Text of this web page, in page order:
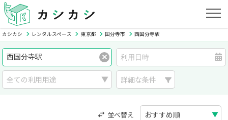
カシカシ レンタルスペース 東京都 国分寺市 西国分寺駅
詳細な条件
並べ替え